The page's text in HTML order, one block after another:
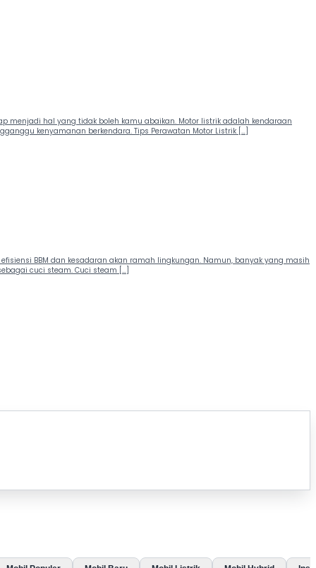
menjadi hal yang tidak boleh kamu abaikan. Motor listrik adalah kendaraan
kenyamanan berkendara. Tips Perawatan Motor Listrik […]
BBM dan kesadaran akan ramah lingkungan. Namun, banyak yang masih
cuci steam. Cuci steam […]